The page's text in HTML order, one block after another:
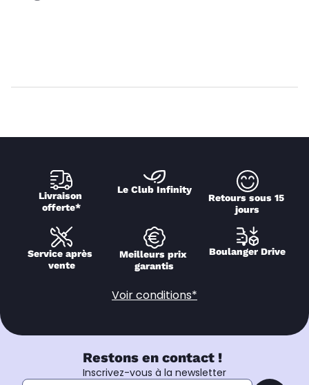
Livraison
offerte*
Le Club Infinity
Retours sous 15
jours
Service après
vente
Meilleurs prix
garantis
Boulanger Drive
Voir conditions*
Restons en contact !
Inscrivez-vous à la newsletter